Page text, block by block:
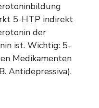
5-HTP indirekt
der
ist. Wichtig: 5-
Medikamenten
Antidepressiva).